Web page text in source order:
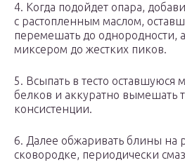
4. Когда подойдет опара,
с растопленным маслом,
перемешать до однородности,
миксером до жестких пиков.
5. Всыпать в тесто оставшуюся
белков и аккуратно вымешать
консистенции.
6. Далее обжаривать блины на
сковородке, периодически